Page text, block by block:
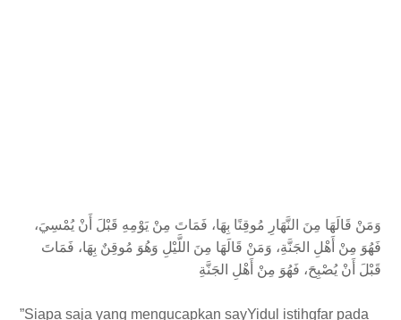
وَمَنْ قَالَهَا مِنَ النَّهَارِ مُوقِنًا بِهَا، فَمَاتَ مِنْ يَوْمِهِ قَبْلَ أَنْ يُمْسِيَ،
فَهُوَ مِنْ أَهْلِ الجَنَّةِ، وَمَنْ قَالَهَا مِنَ اللَّيْلِ وَهُوَ مُوقِنٌ بِهَا، فَمَاتَ
قَبْلَ أَنْ يُصْبِحَ، فَهُوَ مِنْ أَهْلِ الجَنَّةِ
”Siapa saja yang mengucapkan sayYidul istihgfar pada